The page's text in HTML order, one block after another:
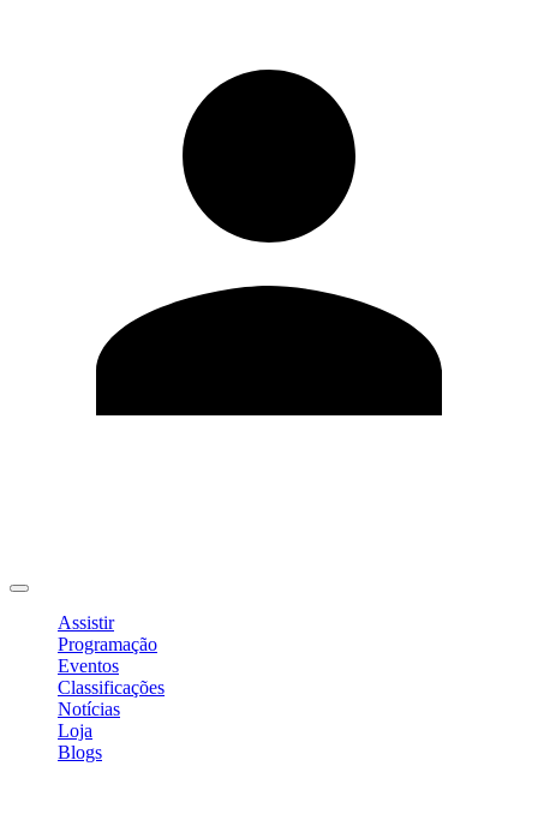
Assistir
Programação
Eventos
Classificações
Notícias
Loja
Blogs